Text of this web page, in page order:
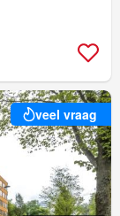
veel vraag